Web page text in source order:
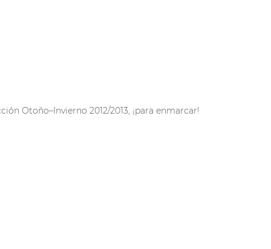
Otoño–Invierno 2012/2013, ¡para enmarcar!